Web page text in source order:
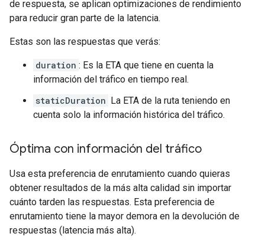
de respuesta, se aplican optimizaciones de rendimiento
para reducir gran parte de la latencia.
Estas son las respuestas que verás:
duration : Es la ETA que tiene en cuenta la
información del tráfico en tiempo real.
staticDuration La ETA de la ruta teniendo en
cuenta solo la información histórica del tráfico.
Óptima con información del tráfico
Usa esta preferencia de enrutamiento cuando quieras
obtener resultados de la más alta calidad sin importar
cuánto tarden las respuestas. Esta preferencia de
enrutamiento tiene la mayor demora en la devolución de
respuestas (latencia más alta).